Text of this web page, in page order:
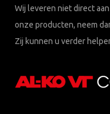
Wij leveren niet direct
onze producten, neem
Zij kunnen u verder